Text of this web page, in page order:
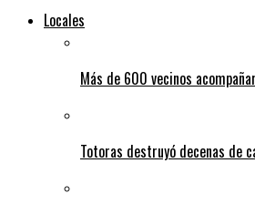
Locales
Más de 600 vecinos
Totoras destruyó decenas de